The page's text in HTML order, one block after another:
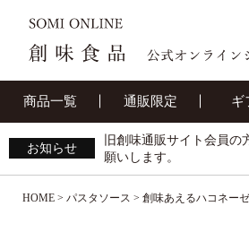
商品一覧 通販限定 ギ
お知らせ
旧創味通販サイト会員の
願いします。
HOME パスタソース 創味あえるハコネー